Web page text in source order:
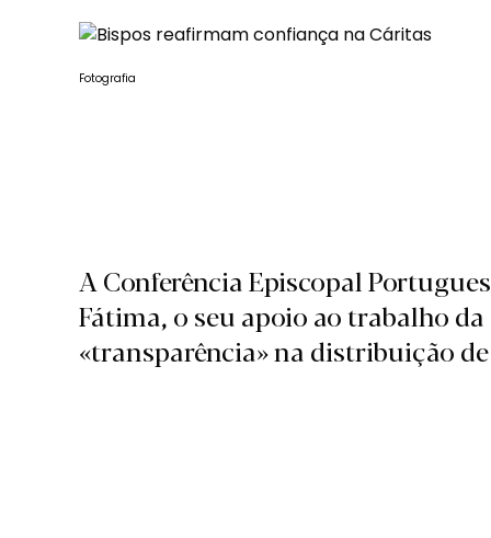
Fotografia
A Conferência Episcopal
Fátima, o seu apoio ao trabalho
«transparência» na distribuição